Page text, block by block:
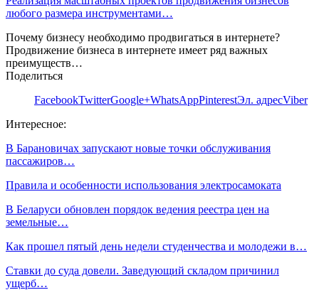
любого размера инструментами…
Почему бизнесу необходимо продвигаться в интернете?
Продвижение бизнеса в интернете имеет ряд важных
преимуществ…
Поделиться
FacebookTwitterGoogle+WhatsAppPinterestЭл. адресViber
Интересное:
В Барановичах запускают новые точки обслуживания
пассажиров…
Правила и особенности использования электросамоката
В Беларуси обновлен порядок ведения реестра цен на
земельные…
Как прошел пятый день недели студенчества и молодежи в…
Ставки до суда довели. Заведующий складом причинил
ущерб…